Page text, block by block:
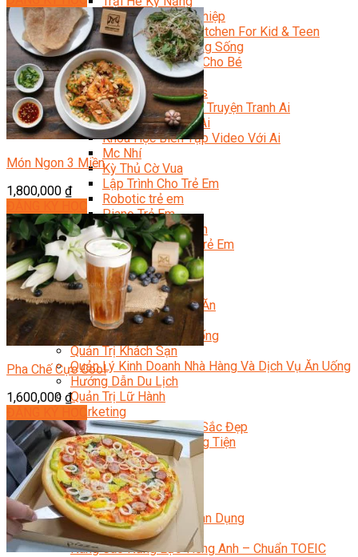
Trại Hè Hướng Nghiệp
Chuyên Đề Á Âu Kitchen For Kid & Teen
Chuyên Đề Kỹ Năng Sống
Khóa Học Nấu Ăn Cho Bé
Hội Họa Thiếu Nhi
Digital Art For Kids
Khóa Học Thiết Kế Truyện Tranh Ai
Khóa Học Họa Sĩ Ai
Khóa Học Biên Tập Video Với Ai
Mc Nhí
Kỳ Thủ Cờ Vua
Lập Trình Cho Trẻ Em
Robotic trẻ em
Piano Trẻ Em
Thanh Nhạc Trẻ Em
Sơ Cấp Cứu Cho Trẻ Em
Toán Tư Duy
Bếp Gia Đình
Trung Cấp CET
Kỹ Thuật Chế Biến Món Ăn
Kỹ Thuật Làm Bánh
Kỹ Thuật Pha Chế Đồ Uống
Quản Trị Khách Sạn
Quản Lý Kinh Doanh Nhà Hàng Và Dịch Vụ Ăn Uống
Hướng Dẫn Du Lịch
Quản Trị Lữ Hành
Marketing
Tạo Mẫu Và Chăm Sóc Sắc Đẹp
Truyền Thông Đa Phương Tiện
Công Nghệ Thông Tin
An Ninh Mạng
Thiết Kế Đồ Họa
Âm Nhạc
Điện Công Nghiệp Và Dân Dụng
Văn Hóa Phổ Thông
Nâng Cao Năng Lực Tiếng Anh – Chuẩn TOEIC
Món Ngon 3 Miền
1,800,000 ₫
Pha Chế Cực Cool
1,600,000 ₫